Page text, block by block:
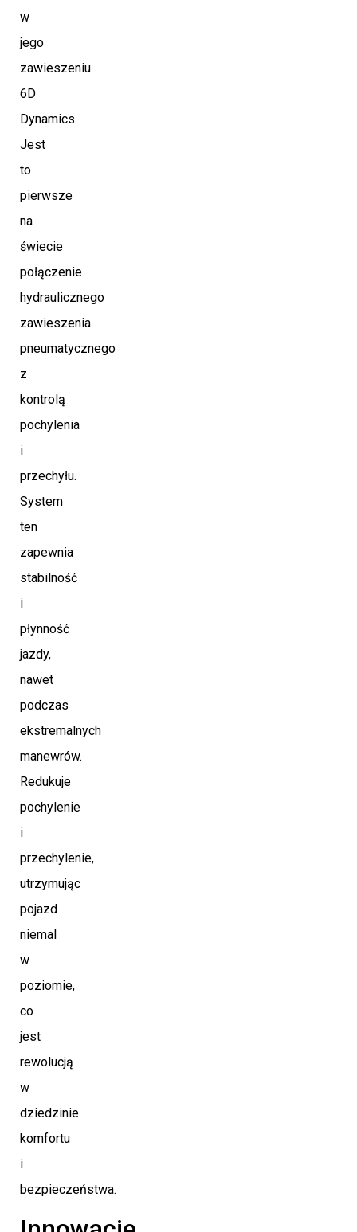
w
jego
zawieszeniu
6D
Dynamics.
Jest
to
pierwsze
na
świecie
połączenie
hydraulicznego
zawieszenia
pneumatycznego
z
kontrolą
pochylenia
i
przechyłu.
System
ten
zapewnia
stabilność
i
płynność
jazdy,
nawet
podczas
ekstremalnych
manewrów.
Redukuje
pochylenie
i
przechylenie,
utrzymując
pojazd
niemal
w
poziomie,
co
jest
rewolucją
w
dziedzinie
komfortu
i
bezpieczeństwa.